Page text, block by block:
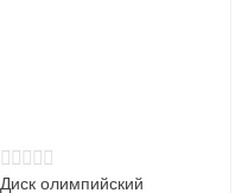
Диск олимпийский